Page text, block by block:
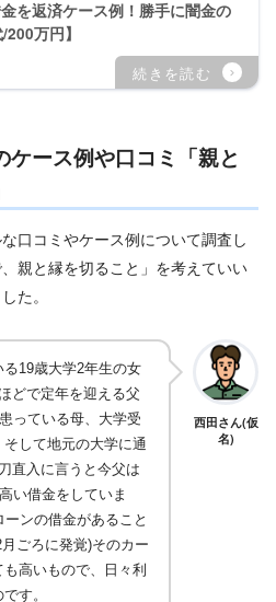
を返済ケース例！勝手に闇金の
万円】
ース例や口コミ「親と
口コミやケース例について調査し
親と縁を切ること」を考えていい
た。
19歳大学2年生の女
どで定年を迎える父
っている母、大学受
して地元の大学に通
直入に言うと今父は
い借金をしていま
ンの借金があること
ごろに発覚)そのカー
高いもので、日々利
す。
西田さん(仮
名)